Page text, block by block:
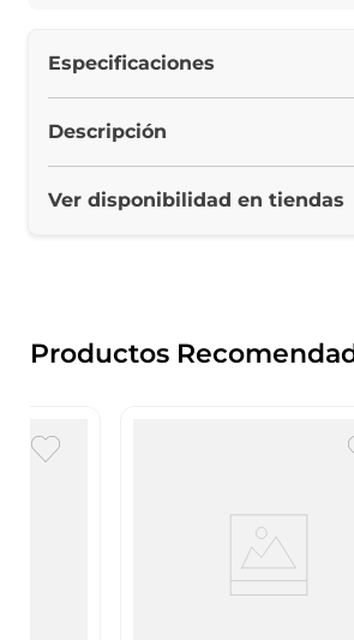
Especificaciones
Descripción
Ver disponibilidad en tiendas
Productos